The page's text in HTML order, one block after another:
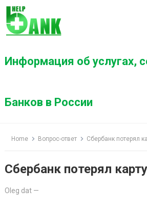
Информация об услугах,
Банков в России
Home Вопрос-ответ Сбербанк потерял
Сбербанк потерял
Oleg dat—